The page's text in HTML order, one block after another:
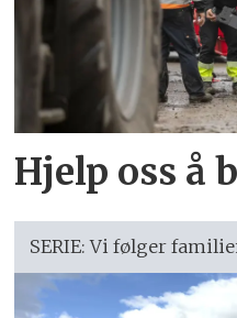
Hjelp oss å
SERIE: Vi følger